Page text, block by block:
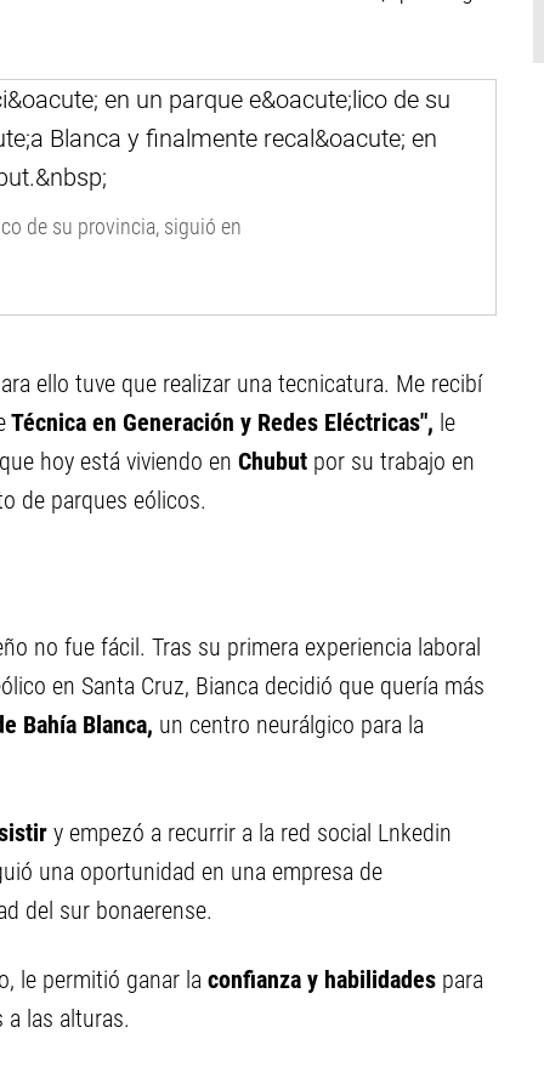
de su provincia, siguió en
ello tuve que realizar una tecnicatura. Me recibí
Técnica en Generación y Redes Eléctricas", le
hoy está viviendo en Chubut por su trabajo en
de parques eólicos.
no fue fácil. Tras su primera experiencia laboral
en Santa Cruz, Bianca decidió que quería más
Bahía Blanca, un centro neurálgico para la
y empezó a recurrir a la red social Lnkedin
una oportunidad en una empresa de
del sur bonaerense.
le permitió ganar la confianza y habilidades para
las alturas.